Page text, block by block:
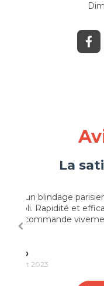
La
"Personne très
d’expliquer aux
conseils. Travail
Publié le 24 Juillet